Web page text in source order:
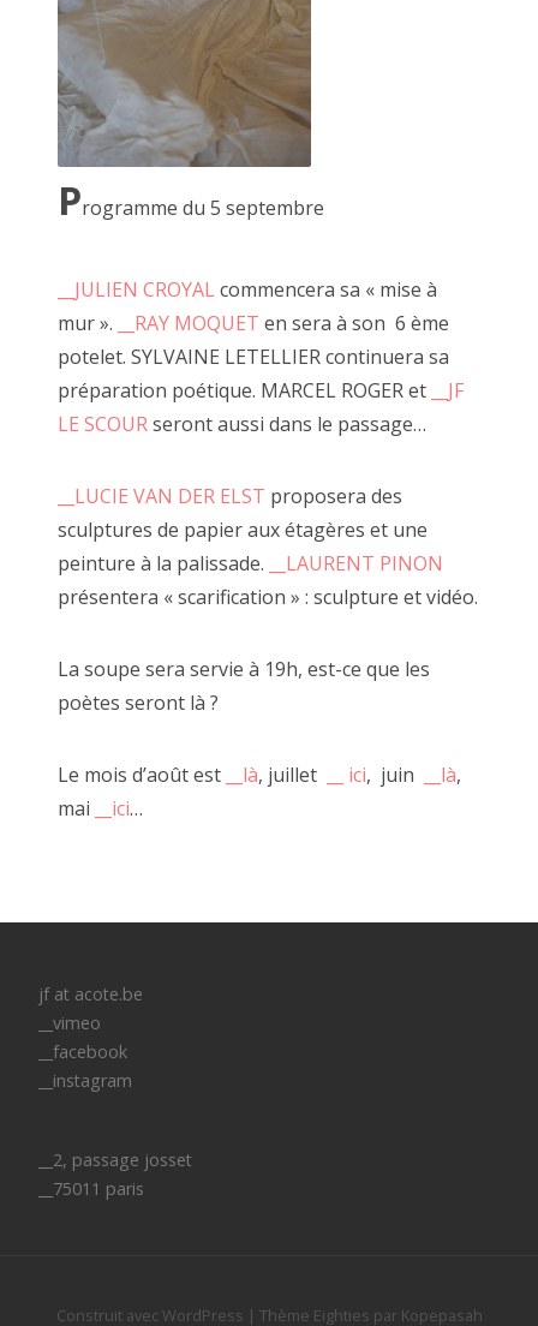
Programme du 5 septembre
__JULIEN CROYAL commencera sa « mise à
mur ».
__RAY MOQUET en sera à son 6 ème
potelet. SYLVAINE LETELLIER continuera sa
préparation poétique. MARCEL ROGER et
__JF
LE SCOURseront aussi dans le passage…
__LUCIE VAN DER ELST proposera des
sculptures de papier aux étagères et une
peinture à la palissade.
__LAURENT PINON
présentera « scarification » : sculpture et vidéo.
La soupe sera servie à 19h, est-ce que les
poètes seront là ?
Le mois d’août est __là, juillet __ ici, juin __là,
mai
__ici…
La palissade
C'est à l'occasion d'un voyage à vélo que je suis revenu avec
Alexandre Leroux, un ami. Nous avons présenté une
ribambelles de photos, de vidéos et d'objets.
jf at acote.be
__vimeo
__facebook
__instagram
__2, passage josset
__75011 paris
Construit avec WordPress | Thème Eighties par Kopepasah